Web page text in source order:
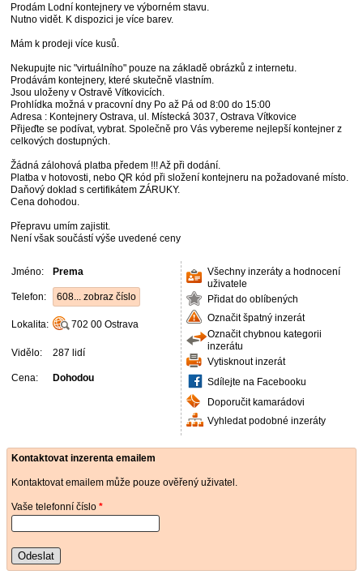
Prodám Lodní kontejnery ve výborném stavu.
Nutno vidět. K dispozici je více barev.
Mám k prodeji více kusů.
Nekupujte nic "virtuálního" pouze na základě obrázků z internetu.
Prodávám kontejnery, které skutečně vlastním.
Jsou uloženy v Ostravě Vítkovicích.
Prohlídka možná v pracovní dny Po až Pá od 8:00 do 15:00
Adresa : Kontejnery Ostrava, ul. Místecká 3037, Ostrava Vítkovice
Přijeďte se podívat, vybrat. Společně pro Vás vybereme nejlepší kontejner z
celkových dostupných.
Žádná zálohová platba předem !!! Až při dodání.
Platba v hotovosti, nebo QR kód při složení kontejneru na požadované místo.
Daňový doklad s certifikátem ZÁRUKY.
Cena dohodou.
Přepravu umím zajistit.
Není však součástí výše uvedené ceny
Jméno: Prema
Telefon: 608... zobraz číslo
Lokalita: 702 00 Ostrava
Vidělo: 287 lidí
Cena: Dohodou
Všechny inzeráty a hodnocení
uživatele
Přidat do oblíbených
Označit špatný inzerát
Označit chybnou kategorii
inzerátu
Vytisknout inzerát
Sdílejte na Facebooku
Doporučit kamarádovi
Vyhledat podobné inzeráty
Kontaktovat inzerenta emailem
Kontaktovat emailem může pouze ověřený uživatel.
Vaše telefonní číslo *
Odeslat